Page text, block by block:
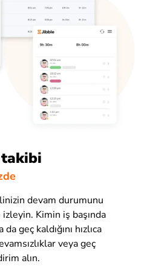
devam durumunu
Kimin iş başında
geç kaldığını hızlıca
veya geç
alın.